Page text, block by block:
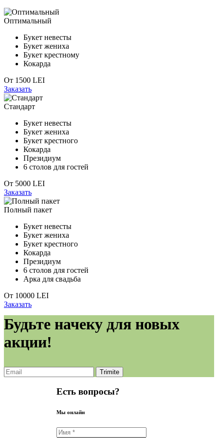
Оптимальный
Букет невесты
Букет жениха
Букет крестному
Кокарда
От 1500 LEI
Заказать
Стандарт
Букет невесты
Букет жениха
Букет крестного
Кокарда
Президиум
6 столов для гостей
От 5000 LEI
Заказать
Полный пакет
Букет невесты
Букет жениха
Букет крестного
Кокарда
Президиум
6 столов для гостей
Арка для свадьба
От 10000 LEI
Заказать
Будьте начеку для новых
акции!
Есть вопросы?
Мы онлайн